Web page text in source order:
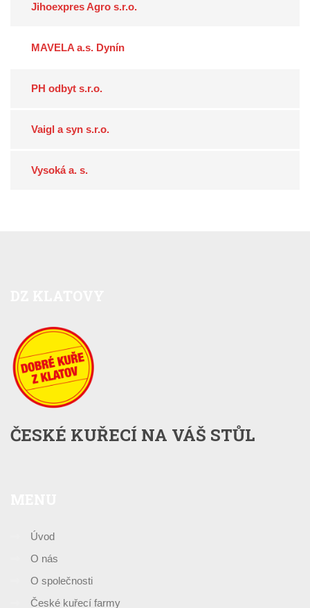
Jihoexpres Agro s.r.o.
MAVELA a.s. Dynín
PH odbyt s.r.o.
Vaigl a syn s.r.o.
Vysoká a. s.
ČESKÉ KUŘECÍ NA VÁŠ STŮL
Úvod
O nás
O společnosti
České kuřecí farmy